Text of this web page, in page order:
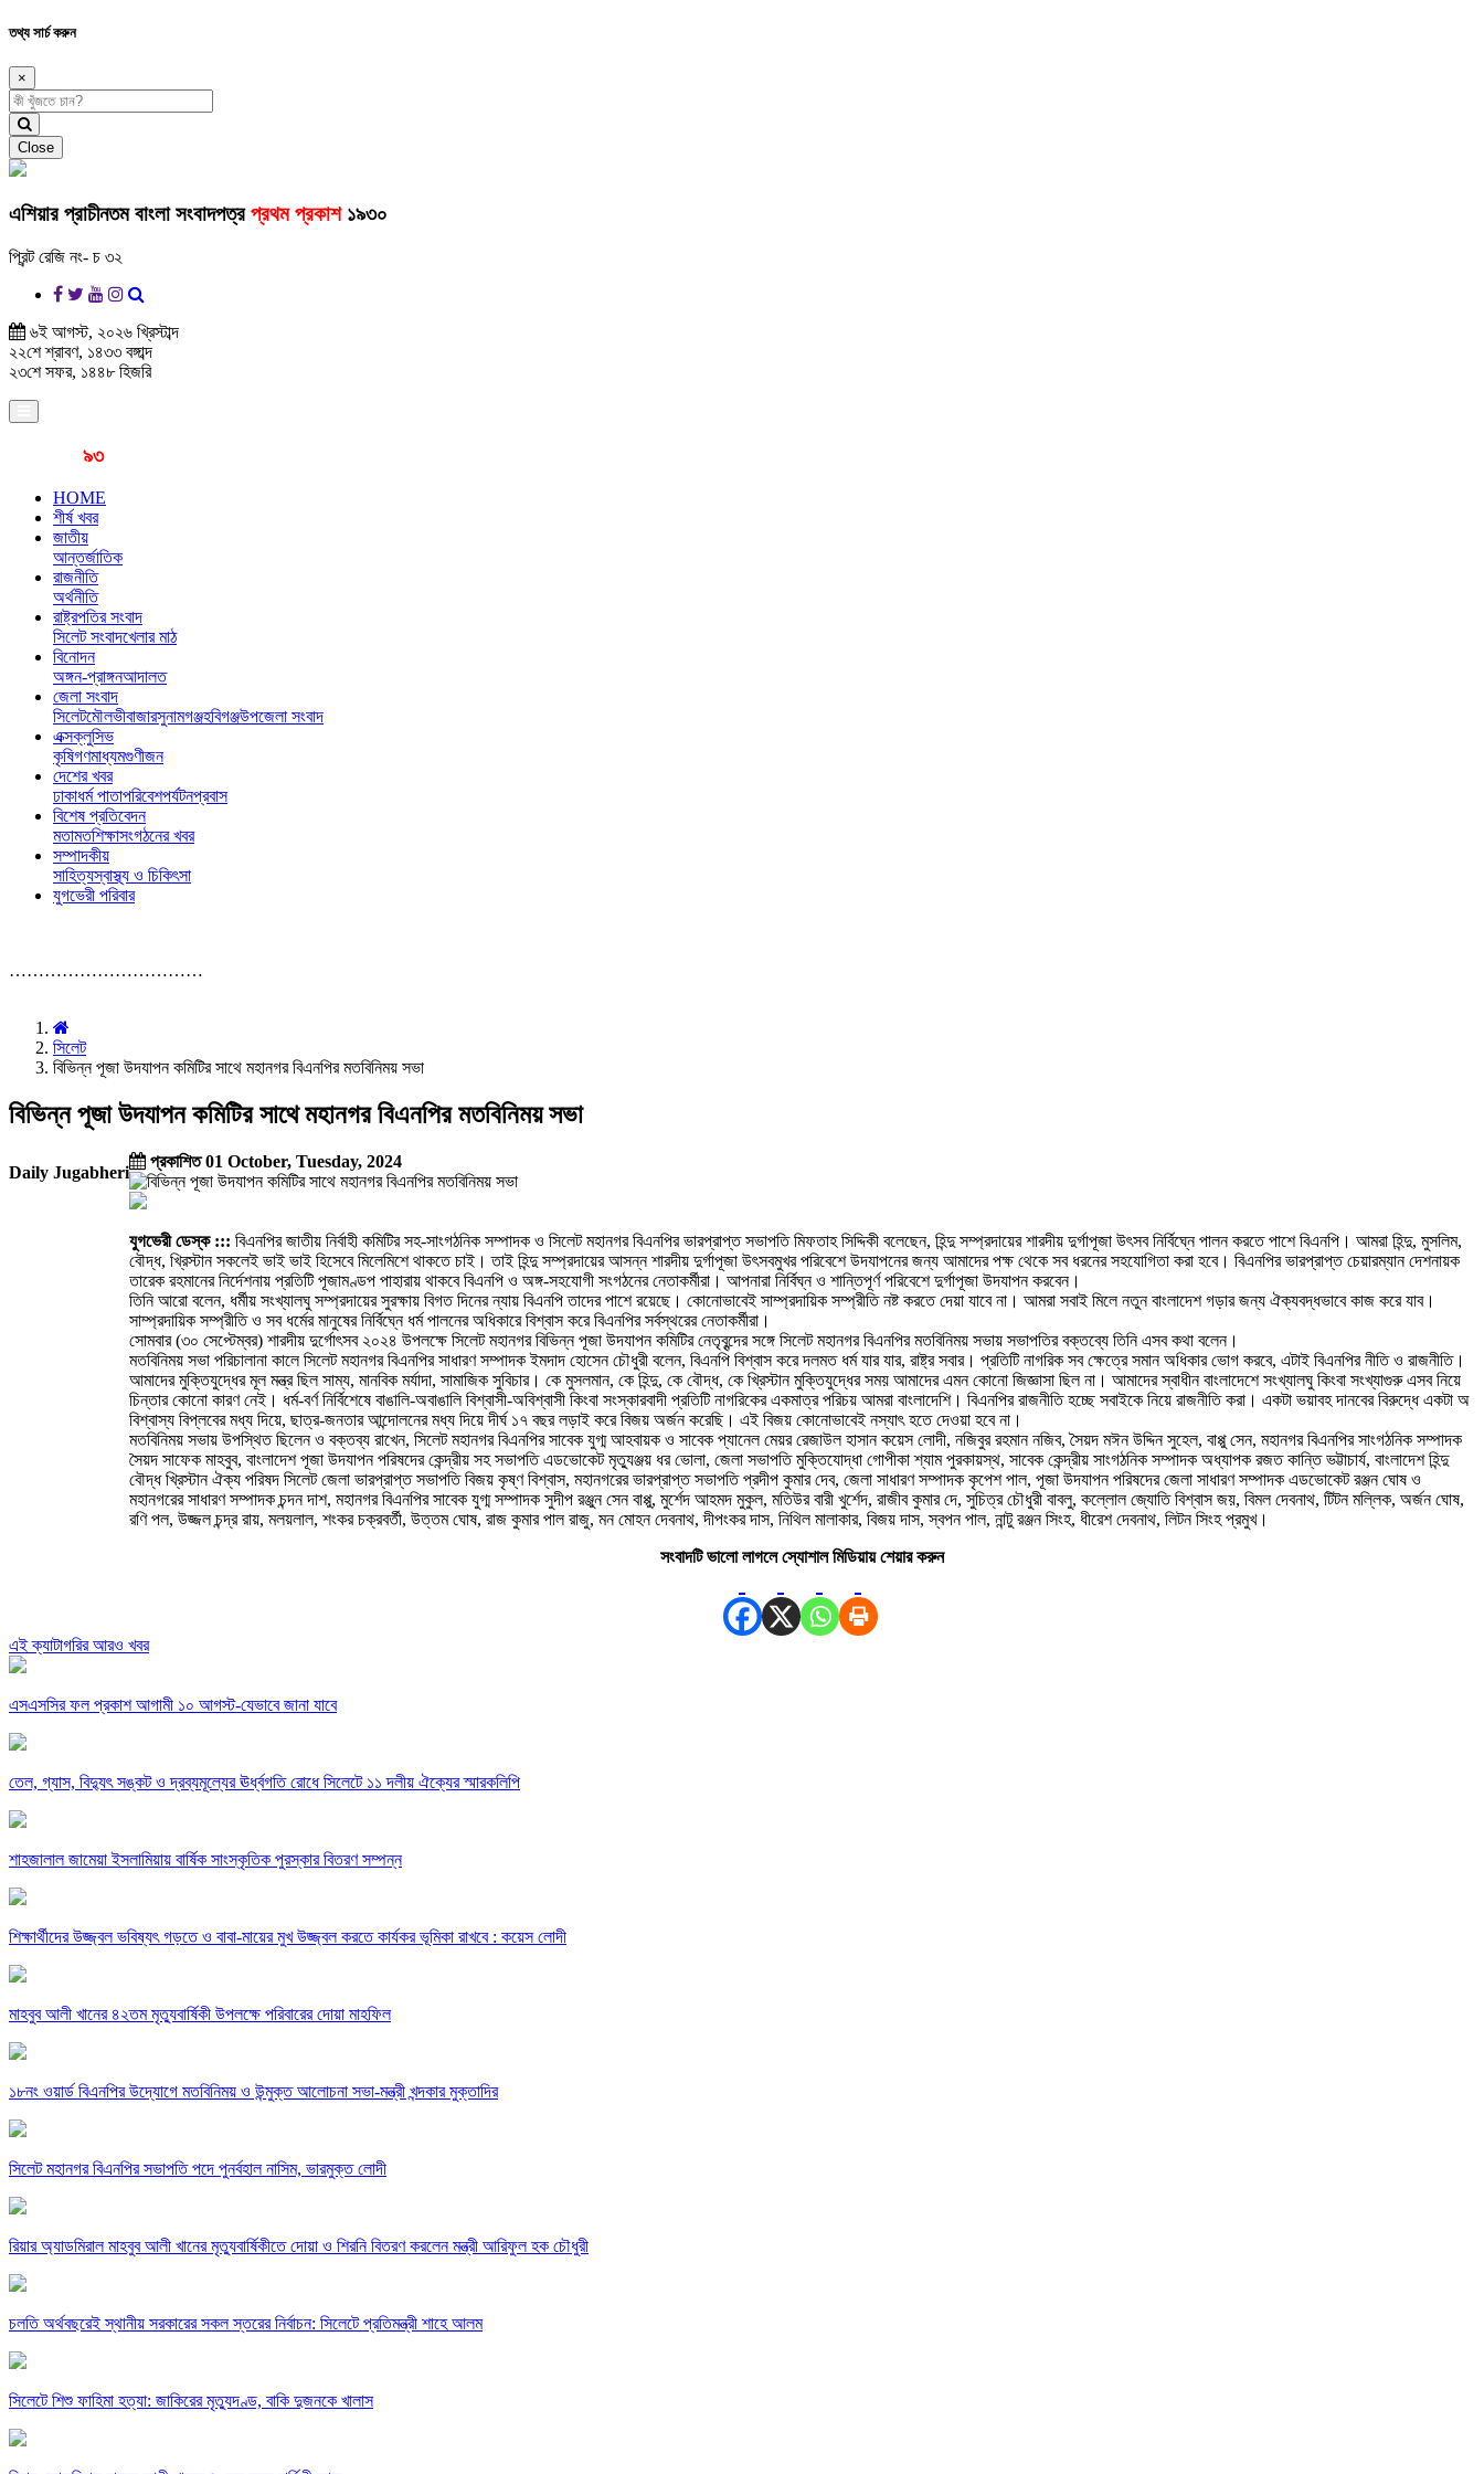
তথ্য সার্চ করুন
×
Close
এশিয়ার প্রাচীনতম বাংলা সংবাদপত্রপ্রথম প্রকাশ১৯৩০
প্রিন্ট রেজি নং- চ ৩২
৬ই আগস্ট, ২০২৬ খ্রিস্টাব্দ
২২শে শ্রাবণ, ১৪৩৩ বঙ্গাব্দ
২৩শে সফর, ১৪৪৮ হিজরি
৯৩বছর
HOME
শীর্ষ খবর
জাতীয়
আন্তর্জাতিক
রাজনীতি
অর্থনীতি
রাষ্ট্রপতির সংবাদ
সিলেট সংবাদখেলার মাঠ
বিনোদন
অঙ্গন-প্রাঙ্গনআদালত
জেলা সংবাদ
সিলেটমৌলভীবাজারসুনামগঞ্জহবিগঞ্জউপজেলা সংবাদ
এক্সক্লুসিভ
কৃষিগণমাধ্যমগুণীজন
দেশের খবর
ঢাকাধর্ম পাতাপরিবেশপর্যটনপ্রবাস
বিশেষ প্রতিবেদন
মতামতশিক্ষাসংগঠনের খবর
সম্পাদকীয়
সাহিত্যস্বাস্থ্য ও চিকিৎসা
যুগভেরী পরিবার
……………………………
সিলেট
বিভিন্ন পূজা উদযাপন কমিটির সাথে মহানগর বিএনপির মতবিনিময় সভা
বিভিন্ন পূজা উদযাপন কমিটির সাথে মহানগর বিএনপির মতবিনিময় সভা
Daily Jugabheri
প্রকাশিত 01 October, Tuesday, 2024
যুগভেরী ডেস্ক ::: বিএনপির জাতীয় নির্বাহী কমিটির সহ-সাংগঠনিক সম্পাদক ও সিলেট মহানগর বিএনপির ভারপ্রাপ্ত সভাপতি মিফতাহ সিদ্দিকী বলেছেন, হিন্দু সম্প্রদায়ের শারদীয় দুর্গাপূজা উৎসব নির্বিঘ্নে পালন করতে পাশে বিএনপি। আমরা হিন্দু, মুসলিম,
বৌদ্ধ, খ্রিস্টান সকলেই ভাই ভাই হিসেবে মিলেমিশে থাকতে চাই। তাই হিন্দু সম্প্রদায়ের আসন্ন শারদীয় দুর্গাপূজা উৎসবমুখর পরিবেশে উদযাপনের জন্য আমাদের পক্ষ থেকে সব ধরনের সহযোগিতা করা হবে। বিএনপির ভারপ্রাপ্ত চেয়ারম্যান দেশনায়ক
তারেক রহমানের নির্দেশনায় প্রতিটি পূজামণ্ডপ পাহারায় থাকবে বিএনপি ও অঙ্গ-সহযোগী সংগঠনের নেতাকর্মীরা। আপনারা নির্বিঘ্ন ও শান্তিপূর্ণ পরিবেশে দুর্গাপূজা উদযাপন করবেন।
তিনি আরো বলেন, ধর্মীয় সংখ্যালঘু সম্প্রদায়ের সুরক্ষায় বিগত দিনের ন্যায় বিএনপি তাদের পাশে রয়েছে। কোনোভাবেই সাম্প্রদায়িক সম্প্রীতি নষ্ট করতে দেয়া যাবে না। আমরা সবাই মিলে নতুন বাংলাদেশ গড়ার জন্য ঐক্যবদ্ধভাবে কাজ করে যাব।
সাম্প্রদায়িক সম্প্রীতি ও সব ধর্মের মানুষের নির্বিঘ্নে ধর্ম পালনের অধিকারে বিশ্বাস করে বিএনপির সর্বস্থরের নেতাকর্মীরা।
সোমবার (৩০ সেপ্টেম্বর) শারদীয় দুর্গোৎসব ২০২৪ উপলক্ষে সিলেট মহানগর বিভিন্ন পূজা উদযাপন কমিটির নেতৃবৃন্দের সঙ্গে সিলেট মহানগর বিএনপির মতবিনিময় সভায় সভাপতির বক্তব্যে তিনি এসব কথা বলেন।
মতবিনিময় সভা পরিচালানা কালে সিলেট মহানগর বিএনপির সাধারণ সম্পাদক ইমদাদ হোসেন চৌধুরী বলেন, বিএনপি বিশ্বাস করে দলমত ধর্ম যার যার, রাষ্ট্র সবার। প্রতিটি নাগরিক সব ক্ষেত্রে সমান অধিকার ভোগ করবে, এটাই বিএনপির নীতি ও রাজনীতি।
আমাদের মুক্তিযুদ্ধের মূল মন্ত্র ছিল সাম্য, মানবিক মর্যাদা, সামাজিক সুবিচার। কে মুসলমান, কে হিন্দু, কে বৌদ্ধ, কে খ্রিস্টান মুক্তিযুদ্ধের সময় আমাদের এমন কোনো জিজ্ঞাসা ছিল না। আমাদের স্বাধীন বাংলাদেশে সংখ্যালঘু কিংবা সংখ্যাগুরু এসব নিয়ে
চিন্তার কোনো কারণ নেই। ধর্ম-বর্ণ নির্বিশেষে বাঙালি-অবাঙালি বিশ্বাসী-অবিশ্বাসী কিংবা সংস্কারবাদী প্রতিটি নাগরিকের একমাত্র পরিচয় আমরা বাংলাদেশি। বিএনপির রাজনীতি হচ্ছে সবাইকে নিয়ে রাজনীতি করা। একটা ভয়াবহ দানবের বিরুদ্ধে একটা অ
বিশ্বাস্য বিপ্লবের মধ্য দিয়ে, ছাত্র-জনতার আন্দোলনের মধ্য দিয়ে দীর্ঘ ১৭ বছর লড়াই করে বিজয় অর্জন করেছি। এই বিজয় কোনোভাবেই নস্যাৎ হতে দেওয়া হবে না।
মতবিনিময় সভায় উপস্থিত ছিলেন ও বক্তব্য রাখেন, সিলেট মহানগর বিএনপির সাবেক যুগ্ম আহবায়ক ও সাবেক প্যানেল মেয়র রেজাউল হাসান কয়েস লোদী, নজিবুর রহমান নজিব, সৈয়দ মঈন উদ্দিন সুহেল, বাপ্পু সেন, মহানগর বিএনপির সাংগঠনিক সম্পাদক
সৈয়দ সাফেক মাহবুব, বাংলাদেশ পূজা উদযাপন পরিষদের কেন্দ্রীয় সহ সভাপতি এডভোকেট মৃত্যুঞ্জয় ধর ভোলা, জেলা সভাপতি মুক্তিযোদ্ধা গোপীকা শ্যাম পুরকায়স্থ, সাবেক কেন্দ্রীয় সাংগঠনিক সম্পাদক অধ্যাপক রজত কান্তি ভট্টাচার্য, বাংলাদেশ হিন্দু
বৌদ্ধ খ্রিস্টান ঐক্য পরিষদ সিলেট জেলা ভারপ্রাপ্ত সভাপতি বিজয় কৃষ্ণ বিশ্বাস, মহানগরের ভারপ্রাপ্ত সভাপতি প্রদীপ কুমার দেব, জেলা সাধারণ সম্পাদক কৃপেশ পাল, পূজা উদযাপন পরিষদের জেলা সাধারণ সম্পাদক এডভোকেট রঞ্জন ঘোষ ও
মহানগরের সাধারণ সম্পাদক চন্দন দাশ, মহানগর বিএনপির সাবেক যুগ্ম সম্পাদক সুদীপ রঞ্জুন সেন বাপ্পু, মুর্শেদ আহমদ মুকুল, মতিউর বারী খুর্শেদ, রাজীব কুমার দে, সুচিত্র চৌধুরী বাবলু, কল্লোল জ্যোতি বিশ্বাস জয়, বিমল দেবনাথ, টিটন মল্লিক, অর্জন ঘোষ,
রণি পল, উজ্জল চন্দ্র রায়, মলয়লাল, শংকর চক্রবর্তী, উত্তম ঘোষ, রাজ কুমার পাল রাজু, মন মোহন দেবনাথ, দীপংকর দাস, নিথিল মালাকার, বিজয় দাস, স্বপন পাল, নান্টু রঞ্জন সিংহ, ধীরেশ দেবনাথ, লিটন সিংহ প্রমুখ।
সংবাদটি ভালো লাগলে স্যোশাল মিডিয়ায় শেয়ার করুন
এই ক্যাটাগরির আরও খবর
এসএসসির ফল প্রকাশ আগামী ১০ আগস্ট-যেভাবে জানা যাবে
তেল, গ্যাস, বিদ্যুৎ সঙ্কট ও দ্রব্যমূল্যের ঊর্ধ্বগতি রোধে সিলেটে ১১ দলীয় ঐক্যের স্মারকলিপি
শাহজালাল জামেয়া ইসলামিয়ায় বার্ষিক সাংস্কৃতিক পুরস্কার বিতরণ সম্পন্ন
শিক্ষার্থীদের উজ্জ্বল ভবিষ্যৎ গড়তে ও বাবা-মায়ের মুখ উজ্জ্বল করতে কার্যকর ভূমিকা রাখবে : কয়েস লোদী
মাহবুব আলী খানের ৪২তম মৃত্যুবার্ষিকী উপলক্ষে পরিবারের দোয়া মাহফিল
১৮নং ওয়ার্ড বিএনপির উদ্যোগে মতবিনিময় ও উন্মুক্ত আলোচনা সভা-মন্ত্রী খন্দকার মুক্তাদির
সিলেট মহানগর বিএনপির সভাপতি পদে পুনর্বহাল নাসিম, ভারমুক্ত লোদী
রিয়ার অ্যাডমিরাল মাহবুব আলী খানের মৃত্যুবার্ষিকীতে দোয়া ও শিরনি বিতরণ করলেন মন্ত্রী আরিফুল হক চৌধুরী
চলতি অর্থবছরেই স্থানীয় সরকারের সকল স্তরের নির্বাচন: সিলেটে প্রতিমন্ত্রী শাহে আলম
সিলেটে শিশু ফাহিমা হত্যা: জাকিরের মৃত্যুদণ্ড, বাকি দুজনকে খালাস